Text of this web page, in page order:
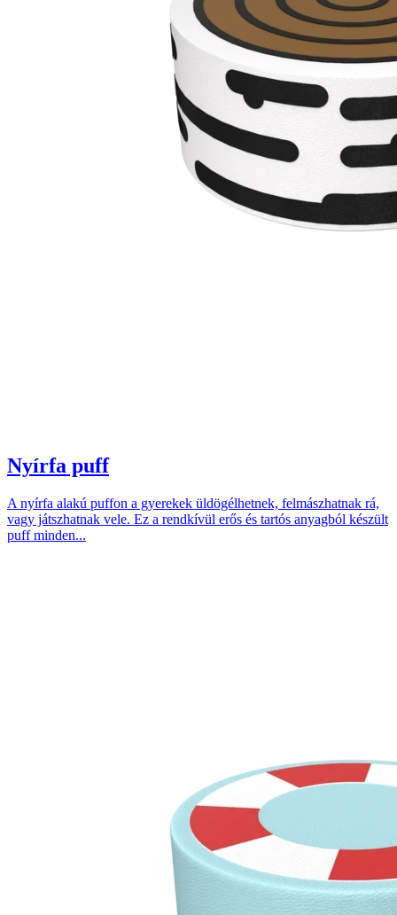
Nyírfa puff
A nyírfa alakú puffon a gyerekek üldögélhetnek, felmászhatnak rá,
vagy játszhatnak vele. Ez a rendkívül erős és tartós anyagból készült
puff minden...